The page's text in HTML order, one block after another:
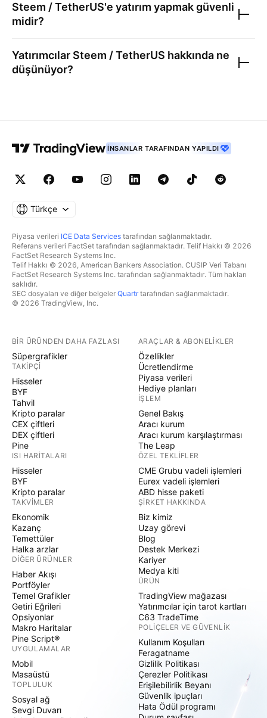
Steem / TetherUS'e yatırım yapmak güvenli
midir?
Yatırımcılar Steem / TetherUS hakkında ne
düşünüyor?
İNSANLAR TARAFINDAN YAPILDI
Türkçe
Piyasa verileri ICE Data Services tarafından sağlanmaktadır.
Referans verileri FactSet tarafından sağlanmaktadır. Telif Hakkı © 2026
FactSet Research Systems Inc.
Telif Hakkı © 2026, American Bankers Association. CUSIP Veri Tabanı
FactSet Research Systems Inc. tarafından sağlanmaktadır. Tüm hakları
saklıdır.
SEC dosyaları ve diğer belgeler Quartrtarafından sağlanmaktadır.
© 2026 TradingView, Inc.
BIR ÜRÜNDEN DAHA FAZLASI
Süpergrafikler
TAKIPÇI
Hisseler
BYF
Tahvil
Kripto paralar
CEX çiftleri
DEX çiftleri
Pine
ISI HARITALARI
Hisseler
BYF
Kripto paralar
TAKVIMLER
Ekonomik
Kazanç
Temettüler
Halka arzlar
DIĞER ÜRÜNLER
Haber Akışı
Portföyler
Temel Grafikler
Getiri Eğrileri
Opsiyonlar
Makro Haritalar
Pine Script®
UYGULAMALAR
Mobil
Masaüstü
TOPLULUK
Sosyal ağ
Sevgi Duvarı
ARAÇLAR & ABONELIKLER
Özellikler
Ücretlendirme
Piyasa verileri
Hediye planları
İŞLEM
Genel Bakış
Aracı kurum
Aracı kurum karşılaştırması
The Leap
ÖZEL TEKLIFLER
CME Grubu vadeli işlemleri
Eurex vadeli işlemleri
ABD hisse paketi
ŞIRKET HAKKINDA
Biz kimiz
Uzay görevi
Blog
Destek Merkezi
Kariyer
Medya kiti
ÜRÜN
TradingView mağazası
Yatırımcılar için tarot kartları
C63 TradeTime
POLIÇELER VE GÜVENLIK
Kullanım Koşulları
Feragatname
Gizlilik Politikası
Çerezler Politikası
Erişilebilirlik Beyanı
Güvenlik ipuçları
Hata Ödül programı